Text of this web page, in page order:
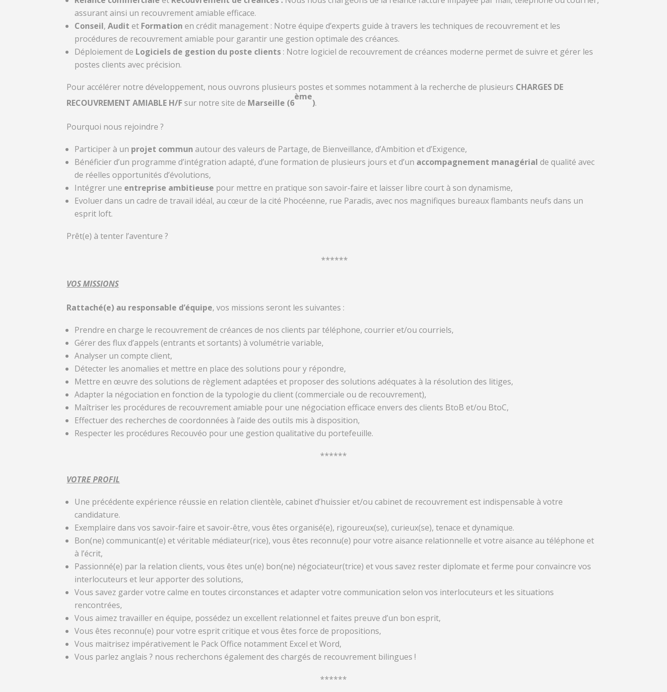
assurant ainsi un recouvrement amiable efficace.
Conseil,Auditet Formation en crédit management : Notre équipe d’experts guide à travers lestechniques de recouvrementet les
procédures de recouvrement amiable pour garantir une gestion optimale des créances.
Déploiement de Logiciels de gestion du poste clients : Notre logiciel de recouvrement de créances moderne permet de suivre et gérer les
postes clients avec précision.
Pour accélérer notre développement, nous ouvrons plusieurs postes et sommes notamment à la recherche de plusieurs CHARGES DE
RECOUVREMENT AMIABLE H/F sur notre site de Marseille (6
ème
).
Pourquoi nous rejoindre ?
Participer à un projet commun autour des valeurs de Partage, de Bienveillance, d’Ambition et d’Exigence,
Bénéficier d’un programme d’intégration adapté, d’une formation de plusieurs jours et d’un accompagnement managérial de qualité avec
de réelles opportunités d’évolutions,
Intégrer une entreprise ambitieuse pour mettre en pratique son savoir-faire et laisser libre court à son dynamisme,
Evoluer dans un cadre de travail idéal, au cœur de la cité Phocéenne, rue Paradis, avec nos magnifiques bureaux flambants neufs dans un
esprit loft.
Prêt(e) à tenter l’aventure ?
******
VOS MISSIONS
Rattaché(e) au responsable d’équipe, vos missions seront les suivantes :
Prendre en charge le recouvrement de créances de nos clients par téléphone, courrier et/ou courriels,
Gérer des flux d’appels (entrants et sortants) à volumétrie variable,
Analyser un compte client,
Détecter les anomalies et mettre en place des solutions pour y répondre,
Mettre en œuvre des solutions de règlement adaptées et proposer des solutions adéquates à la résolution des litiges,
Adapter la négociation en fonction de la typologie du client (commerciale ou de recouvrement),
Maîtriser les procédures de recouvrement amiable pour une négociation efficace envers des clients BtoB et/ou BtoC,
Effectuer des recherches de coordonnées à l’aide des outils mis à disposition,
Respecter les procédures Recouvéo pour une gestion qualitative du portefeuille.
******
VOTRE PROFIL
Une précédente expérience réussie en relation clientèle, cabinet d’huissier et/ou cabinet de recouvrement est indispensable à votre
candidature.
Exemplaire dans vos savoir-faire et savoir-être, vous êtes organisé(e), rigoureux(se), curieux(se), tenace et dynamique.
Bon(ne) communicant(e) et véritable médiateur(rice), vous êtes reconnu(e) pour votre aisance relationnelle et votre aisance au téléphone et
à l’écrit,
Passionné(e) par la relation clients, vous êtes un(e) bon(ne) négociateur(trice) et vous savez rester diplomate et ferme pour convaincre vos
interlocuteurs et leur apporter des solutions,
Vous savez garder votre calme en toutes circonstances et adapter votre communication selon vos interlocuteurs et les situations
rencontrées,
Vous aimez travailler en équipe, possédez un excellent relationnel et faites preuve d’un bon esprit,
Vous êtes reconnu(e) pour votre esprit critique et vous êtes force de propositions,
Vous maitrisez impérativement le Pack Office notamment Excel et Word,
Vous parlez anglais ? nous recherchons également des chargés de recouvrement bilingues !
******